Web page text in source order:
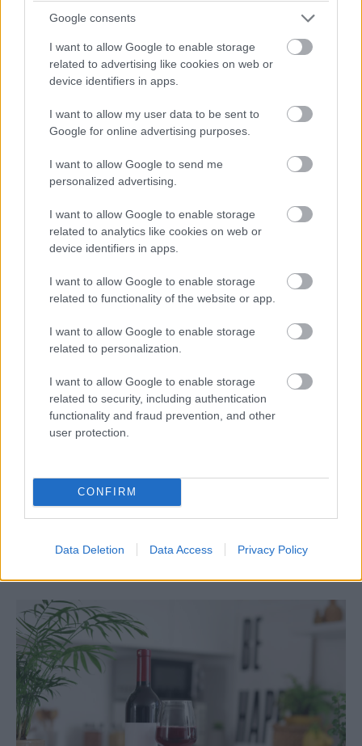
Google consents
I want to allow Google to enable storage
related to advertising like cookies on web or
device identifiers in apps.
I want to allow my user data to be sent to
Google for online advertising purposes.
I want to allow Google to send me
personalized advertising.
I want to allow Google to enable storage
related to analytics like cookies on web or
device identifiers in apps.
I want to allow Google to enable storage
related to functionality of the website or app.
I want to allow Google to enable storage
related to personalization.
I want to allow Google to enable storage
related to security, including authentication
functionality and fraud prevention, and other
user protection.
CONFIRM
Data Deletion Data Access Privacy Policy
Tagy: etno štýl kúpelňové obklady
obkladačky obklady
Zdieľať článok
Pozrite si viac
Celý život na 21 metroch. Táto maringotka
ponúka únik do ticha prírody a život, v